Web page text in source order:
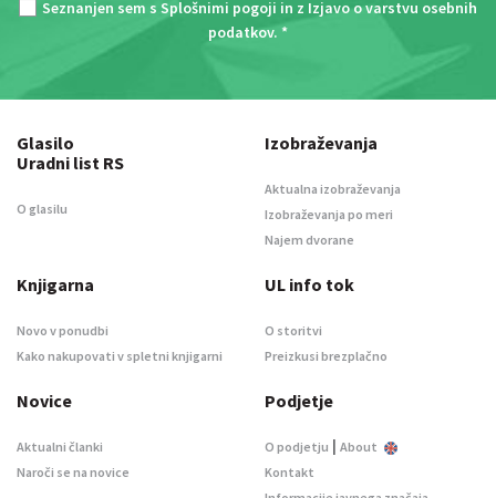
Seznanjen sem s Splošnimi pogoji in z Izjavo o varstvu osebnih
podatkov. *
Glasilo
Uradni list RS
O glasilu
Izobraževanja
Aktualna izobraževanja
Izobraževanja po meri
Najem dvorane
Knjigarna
Novo v ponudbi
Kako nakupovati v spletni knjigarni
UL info tok
O storitvi
Preizkusi brezplačno
Novice
Aktualni članki
Naroči se na novice
Podjetje
O podjetju | About
Kontakt